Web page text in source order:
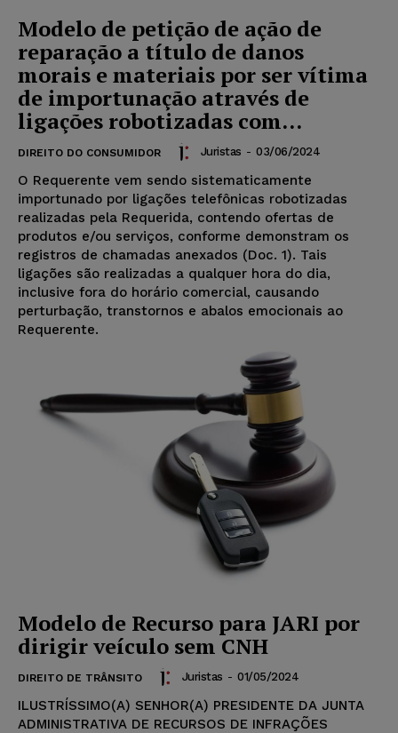
Modelo de petição de ação de
reparação a título de danos
morais e materiais por ser vítima
de importunação através de
ligações robotizadas com...
DIREITO DO CONSUMIDOR Juristas - 03/06/2024
O Requerente vem sendo sistematicamente
importunado por ligações telefônicas robotizadas
realizadas pela Requerida, contendo ofertas de
produtos e/ou serviços, conforme demonstram os
registros de chamadas anexados (Doc. 1). Tais
ligações são realizadas a qualquer hora do dia,
inclusive fora do horário comercial, causando
perturbação, transtornos e abalos emocionais ao
Requerente.
Modelo de Recurso para JARI por
dirigir veículo sem CNH
DIREITO DE TRÂNSITO Juristas - 01/05/2024
ILUSTRÍSSIMO(A) SENHOR(A) PRESIDENTE DA JUNTA
ADMINISTRATIVA DE RECURSOS DE INFRAÇÕES